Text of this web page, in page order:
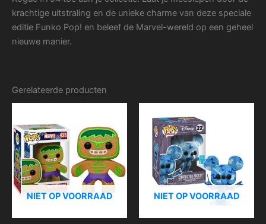
krachtige uitstraling en de unieke charme van deze speciale
editie Funko Pop! en beleef de Marvel-wereld op een geheel
nieuwe manier.
Gerelateerde producten
NIET OP VOORRAAD NIET OP VOORRAAD